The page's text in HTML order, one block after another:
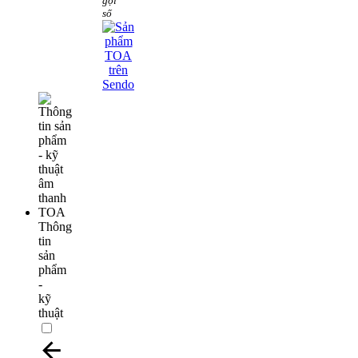
số
Thông
tin
sản
phẩm
-
kỹ
thuật